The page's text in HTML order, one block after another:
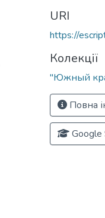
URI
https://
Колекції
"Южный
Повна
Google